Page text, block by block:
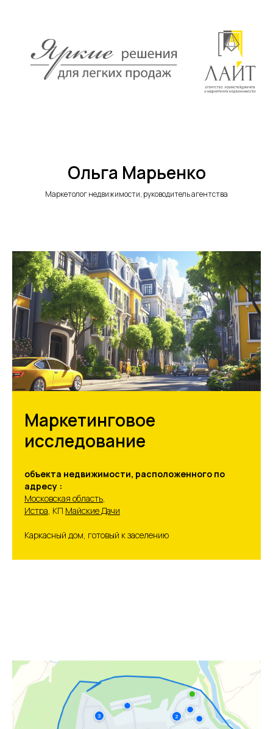
Ольга Марьенко
Маркетолог недвижимости, руководитель агентства
Маркетинговое
исследование
объекта недвижимости, расположенного по
адресу :
Московская область
Истра , КП Майские Дачи
Каркасный дом, готовый к заселению